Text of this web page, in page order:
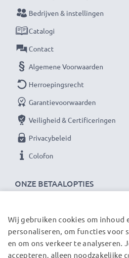
CELLONIC UV
Kleur: kleurneutraal fotofilter,
Materiaal: frame en
Geschikt voor lenzen met
diameter
★ 3 Jaar Garantie ★
CELLONIC filters staan voor
met 36 maanden garantie!
ONZE BETAALOPTIES
Bedrijven & instellingen
Catalogi
Contact
Algemene Voorwaarden
Herroepingsrecht
Garantievoorwaarden
Veiligheid & Certificeringen
Privacybeleid
Colofon
ONZE VERZENDPARTNERS
Wij gebruiken cookies om inhoud
personaliseren, om functies voor
en om ons verkeer te analyseren.
accepteren, alleen noodzakelijke